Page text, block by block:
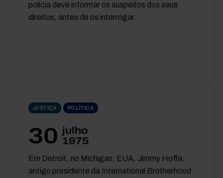
polícia deve informar os suspeitos dos seus
direitos, antes de os interrogar.
JUSTIÇA POLÍTICA
30 julho
1975
Em Detroit, no Michigan, EUA, Jimmy Hoffa,
antigo presidente da International Brotherhood